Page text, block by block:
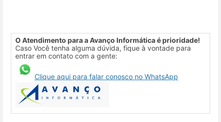
O Atendimento para a Avanço Informática é prioridade!
Caso Você tenha alguma dúvida, fique à vontade para
entrar em contato com a gente:
Clique aqui para falar conosco no WhatsApp